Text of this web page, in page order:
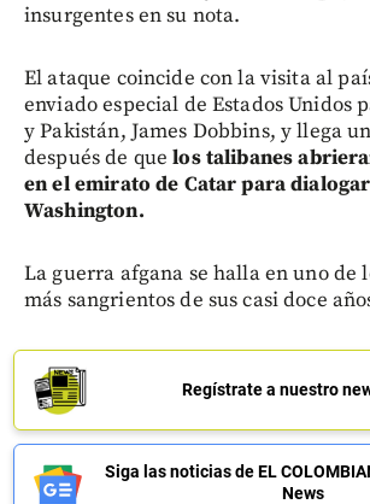
insurgentes en su nota.
El ataque coincide con la visita al
enviado especial de Estados Unidos
y Pakistán, James Dobbins, y llega
después de quelos talibanes
en el emirato de Catar para
Washington.
La guerra afgana se halla en uno de
más sangrientos de sus casi doce
Regístrate a nuestro
Siga las noticias de EL
News